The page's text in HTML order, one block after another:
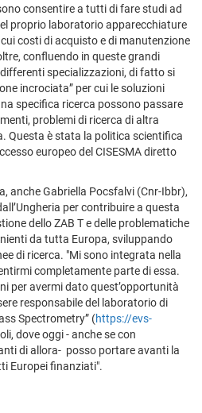
consentire a tutti di fare studi ad
proprio laboratorio apparecchiature
costi di acquisto e di manutenzione
confluendo in queste grandi
specializzazioni, di fatto si
incrociata” per cui le soluzioni
specifica ricerca possono passare
problemi di ricerca di altra
Questa è stata la politica scientifica
europeo del CISESMA diretto
anche Gabriella Pocsfalvi (Cnr-Ibbr),
per contribuire a questa
dello ZAB T e delle problematiche
da tutta Europa, sviluppando
di ricerca. "Mi sono integrata nella
completamente parte di essa.
per avermi dato quest’opportunità
responsabile del laboratorio di
Spectrometry” (https://evs-
dove oggi - anche se con
di allora- posso portare avanti la
Europei finanziati".